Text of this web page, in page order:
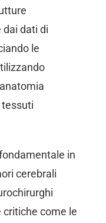
dati di
le
in
cerebrali
come le